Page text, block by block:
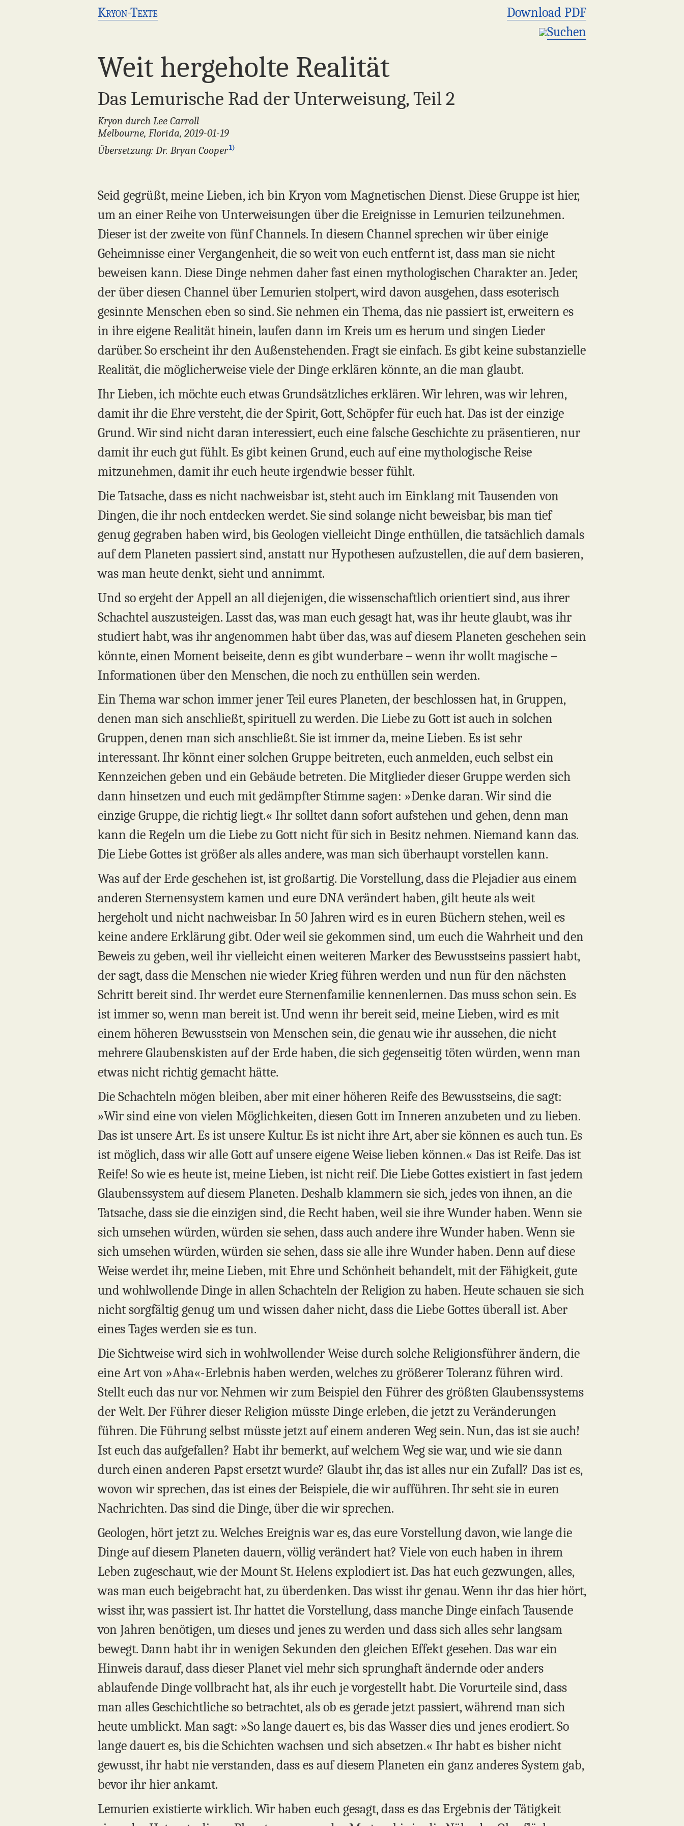
Kryon-Texte
Download PDF
Suchen
Weit hergeholte Realität
Das Lemurische Rad der Unterweisung, Teil 2
Kryon durch Lee Carroll
Melbourne, Florida, 2019-01-19
Übersetzung: Dr. Bryan Cooper1)
Seid gegrüßt, meine Lieben, ich bin Kryon vom Magnetischen Dienst. Diese Gruppe ist hier,
um an einer Reihe von Unterweisungen über die Ereignisse in Lemurien teilzunehmen.
Dieser ist der zweite von fünf Channels. In diesem Channel sprechen wir über einige
Geheimnisse einer Vergangenheit, die so weit von euch entfernt ist, dass man sie nicht
beweisen kann. Diese Dinge nehmen daher fast einen mythologischen Charakter an. Jeder,
der über diesen Channel über Lemurien stolpert, wird davon ausgehen, dass esoterisch
gesinnte Menschen eben so sind. Sie nehmen ein Thema, das nie passiert ist, erweitern es
in ihre eigene Realität hinein, laufen dann im Kreis um es herum und singen Lieder
darüber. So erscheint ihr den Außenstehenden. Fragt sie einfach. Es gibt keine substanzielle
Realität, die möglicherweise viele der Dinge erklären könnte, an die man glaubt.
Ihr Lieben, ich möchte euch etwas Grundsätzliches erklären. Wir lehren, was wir lehren,
damit ihr die Ehre versteht, die der Spirit, Gott, Schöpfer für euch hat. Das ist der einzige
Grund. Wir sind nicht daran interessiert, euch eine falsche Geschichte zu präsentieren, nur
damit ihr euch gut fühlt. Es gibt keinen Grund, euch auf eine mythologische Reise
mitzunehmen, damit ihr euch heute irgendwie besser fühlt.
Die Tatsache, dass es nicht nachweisbar ist, steht auch im Einklang mit Tausenden von
Dingen, die ihr noch entdecken werdet. Sie sind solange nicht beweisbar, bis man tief
genug gegraben haben wird, bis Geologen vielleicht Dinge enthüllen, die tatsächlich damals
auf dem Planeten passiert sind, anstatt nur Hypothesen aufzustellen, die auf dem basieren,
was man heute denkt, sieht und annimmt.
Und so ergeht der Appell an all diejenigen, die wissenschaftlich orientiert sind, aus ihrer
Schachtel auszusteigen. Lasst das, was man euch gesagt hat, was ihr heute glaubt, was ihr
studiert habt, was ihr angenommen habt über das, was auf diesem Planeten geschehen sein
könnte, einen Moment beiseite, denn es gibt wunderbare – wenn ihr wollt magische –
Informationen über den Menschen, die noch zu enthüllen sein werden.
Ein Thema war schon immer jener Teil eures Planeten, der beschlossen hat, in Gruppen,
denen man sich anschließt, spirituell zu werden. Die Liebe zu Gott ist auch in solchen
Gruppen, denen man sich anschließt. Sie ist immer da, meine Lieben. Es ist sehr
interessant. Ihr könnt einer solchen Gruppe beitreten, euch anmelden, euch selbst ein
Kennzeichen geben und ein Gebäude betreten. Die Mitglieder dieser Gruppe werden sich
dann hinsetzen und euch mit gedämpfter Stimme sagen: »Denke daran. Wir sind die
einzige Gruppe, die richtig liegt.« Ihr solltet dann sofort aufstehen und gehen, denn man
kann die Regeln um die Liebe zu Gott nicht für sich in Besitz nehmen. Niemand kann das.
Die Liebe Gottes ist größer als alles andere, was man sich überhaupt vorstellen kann.
Was auf der Erde geschehen ist, ist großartig. Die Vorstellung, dass die Plejadier aus einem
anderen Sternensystem kamen und eure DNA verändert haben, gilt heute als weit
hergeholt und nicht nachweisbar. In 50 Jahren wird es in euren Büchern stehen, weil es
keine andere Erklärung gibt. Oder weil sie gekommen sind, um euch die Wahrheit und den
Beweis zu geben, weil ihr vielleicht einen weiteren Marker des Bewusstseins passiert habt,
der sagt, dass die Menschen nie wieder Krieg führen werden und nun für den nächsten
Schritt bereit sind. Ihr werdet eure Sternenfamilie kennenlernen. Das muss schon sein. Es
ist immer so, wenn man bereit ist. Und wenn ihr bereit seid, meine Lieben, wird es mit
einem höheren Bewusstsein von Menschen sein, die genau wie ihr aussehen, die nicht
mehrere Glaubenskisten auf der Erde haben, die sich gegenseitig töten würden, wenn man
etwas nicht richtig gemacht hätte.
Die Schachteln mögen bleiben, aber mit einer höheren Reife des Bewusstseins, die sagt:
»Wir sind eine von vielen Möglichkeiten, diesen Gott im Inneren anzubeten und zu lieben.
Das ist unsere Art. Es ist unsere Kultur. Es ist nicht ihre Art, aber sie können es auch tun. Es
ist möglich, dass wir alle Gott auf unsere eigene Weise lieben können.« Das ist Reife. Das ist
Reife! So wie es heute ist, meine Lieben, ist nicht reif. Die Liebe Gottes existiert in fast jedem
Glaubenssystem auf diesem Planeten. Deshalb klammern sie sich, jedes von ihnen, an die
Tatsache, dass sie die einzigen sind, die Recht haben, weil sie ihre Wunder haben. Wenn sie
sich umsehen würden, würden sie sehen, dass auch andere ihre Wunder haben. Wenn sie
sich umsehen würden, würden sie sehen, dass sie alle ihre Wunder haben. Denn auf diese
Weise werdet ihr, meine Lieben, mit Ehre und Schönheit behandelt, mit der Fähigkeit, gute
und wohlwollende Dinge in allen Schachteln der Religion zu haben. Heute schauen sie sich
nicht sorgfältig genug um und wissen daher nicht, dass die Liebe Gottes überall ist. Aber
eines Tages werden sie es tun.​
Die Sichtweise wird sich in wohlwollender Weise durch solche Religionsführer ändern, die
eine Art von »Aha«-Erlebnis haben werden, welches zu größerer Toleranz führen wird.
Stellt euch das nur vor. Nehmen wir zum Beispiel den Führer des größten Glaubenssystems
der Welt. Der Führer dieser Religion müsste Dinge erleben, die jetzt zu Veränderungen
führen. Die Führung selbst müsste jetzt auf einem anderen Weg sein. Nun, das ist sie auch!
Ist euch das aufgefallen? Habt ihr bemerkt, auf welchem Weg sie war, und wie sie dann
durch einen anderen Papst ersetzt wurde? Glaubt ihr, das ist alles nur ein Zufall? Das ist es,
wovon wir sprechen, das ist eines der Beispiele, die wir aufführen. Ihr seht sie in euren
Nachrichten. Das sind die Dinge, über die wir sprechen.
Geologen, hört jetzt zu. Welches Ereignis war es, das eure Vorstellung davon, wie lange die
Dinge auf diesem Planeten dauern, völlig verändert hat? Viele von euch haben in ihrem
Leben zugeschaut, wie der Mount St. Helens explodiert ist. Das hat euch gezwungen, alles,
was man euch beigebracht hat, zu überdenken. Das wisst ihr genau. Wenn ihr das hier hört,
wisst ihr, was passiert ist. Ihr hattet die Vorstellung, dass manche Dinge einfach Tausende
von Jahren benötigen, um dieses und jenes zu werden und dass sich alles sehr langsam
bewegt. Dann habt ihr in wenigen Sekunden den gleichen Effekt gesehen. Das war ein
Hinweis darauf, dass dieser Planet viel mehr sich sprunghaft ändernde oder anders
ablaufende Dinge vollbracht hat, als ihr euch je vorgestellt habt. Die Vorurteile sind, dass
man alles Geschichtliche so betrachtet, als ob es gerade jetzt passiert, während man sich
heute umblickt. Man sagt: »So lange dauert es, bis das Wasser dies und jenes erodiert. So
lange dauert es, bis die Schichten wachsen und sich absetzen.« Ihr habt es bisher nicht
gewusst, ihr habt nie verstanden, dass es auf diesem Planeten ein ganz anderes System gab,
bevor ihr hier ankamt.
Lemurien existierte wirklich. Wir haben euch gesagt, dass es das Ergebnis der Tätigkeit